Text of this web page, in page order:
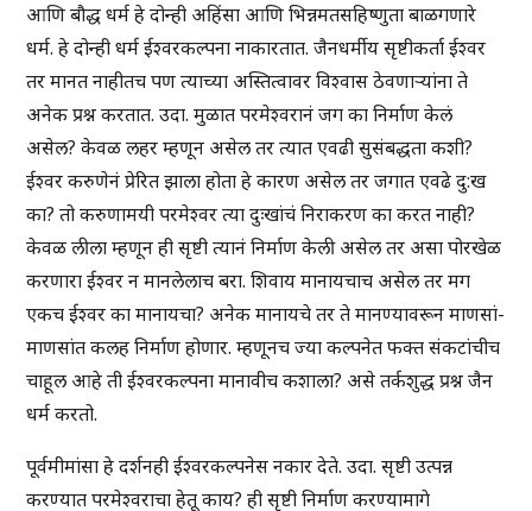
आणि बौद्ध धर्म हे दोन्ही अहिंसा आणि भिन्नमतसहिष्णुता बाळगणारे
धर्म. हे दोन्ही धर्म ईश्वरकल्पना नाकारतात. जैनधर्मीय सृष्टीकर्ता ईश्वर
तर मानत नाहीतच पण त्याच्या अस्तित्वावर विश्वास ठेवणाऱ्यांना ते
अनेक प्रश्न करतात. उदा. मुळात परमेश्वरानं जग का निर्माण केलं
असेल? केवळ लहर म्हणून असेल तर त्यात एवढी सुसंबद्धता कशी?
ईश्वर करुणेनं प्रेरित झाला होता हे कारण असेल तर जगात एवढे दु:ख
का? तो करुणामयी परमेश्वर त्या दुःखांचं निराकरण का करत नाही?
केवळ लीला म्हणून ही सृष्टी त्यानं निर्माण केली असेल तर असा पोरखेळ
करणारा ईश्वर न मानलेलाच बरा. शिवाय मानायचाच असेल तर मग
एकच ईश्वर का मानायचा? अनेक मानायचे तर ते मानण्यावरून माणसां-
माणसांत कलह निर्माण होणार. म्हणूनच ज्या कल्पनेत फक्त संकटांचीच
चाहूल आहे ती ईश्वरकल्पना मानावीच कशाला? असे तर्कशुद्ध प्रश्न जैन
धर्म करतो.
पूर्वमीमांसा हे दर्शनही ईश्वरकल्पनेस नकार देते. उदा. सृष्टी उत्पन्न
करण्यात परमेश्वराचा हेतू काय? ही सृष्टी निर्माण करण्यामागे